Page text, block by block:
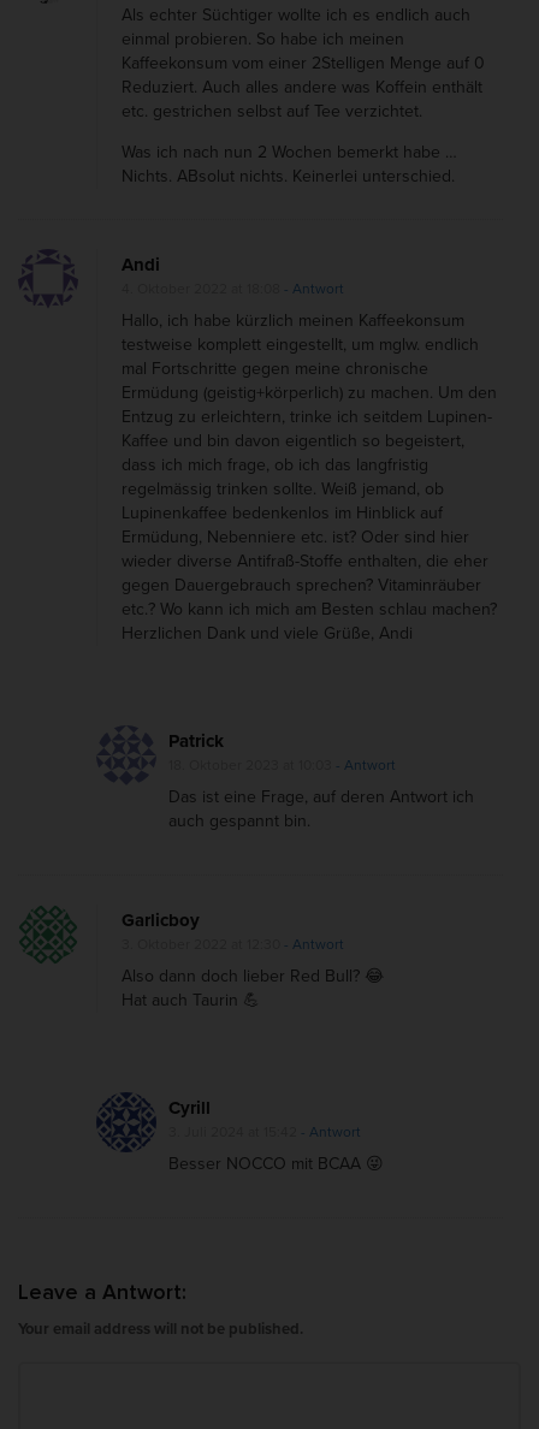
Als echter Süchtiger wollte ich es endlich auch
einmal probieren. So habe ich meinen
Kaffeekonsum vom einer 2Stelligen Menge auf 0
Reduziert. Auch alles andere was Koffein enthält
etc. gestrichen selbst auf Tee verzichtet.
Was ich nach nun 2 Wochen bemerkt habe …
Nichts. ABsolut nichts. Keinerlei unterschied.
Andi
- Antwort
Hallo, ich habe kürzlich meinen Kaffeekonsum
testweise komplett eingestellt, um mglw. endlich
mal Fortschritte gegen meine chronische
Ermüdung (geistig+körperlich) zu machen. Um den
Entzug zu erleichtern, trinke ich seitdem Lupinen-
Kaffee und bin davon eigentlich so begeistert,
dass ich mich frage, ob ich das langfristig
regelmässig trinken sollte. Weiß jemand, ob
Lupinenkaffee bedenkenlos im Hinblick auf
Ermüdung, Nebenniere etc. ist? Oder sind hier
wieder diverse Antifraß-Stoffe enthalten, die eher
gegen Dauergebrauch sprechen? Vitaminräuber
etc.? Wo kann ich mich am Besten schlau machen?
Herzlichen Dank und viele Grüße, Andi
Patrick
- Antwort
Das ist eine Frage, auf deren Antwort ich
auch gespannt bin.
Garlicboy
- Antwort
Also dann doch lieber Red Bull? 😂
Hat auch Taurin 💪
Cyrill
- Antwort
Besser NOCCO mit BCAA 😜
Leave a Antwort:
Your email address will not be published.